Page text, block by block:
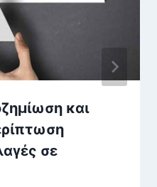
και
σε